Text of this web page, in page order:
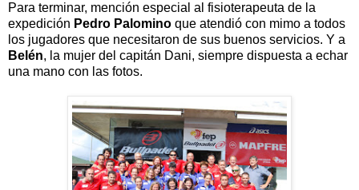
Para terminar, mención especial al fisioterapeuta de la
expedición Pedro Palomino que atendió con mimo a todos
los jugadores que necesitaron de sus buenos servicios. Y a
Belén, la mujer del capitán Dani, siempre dispuesta a echar
una mano con las fotos.